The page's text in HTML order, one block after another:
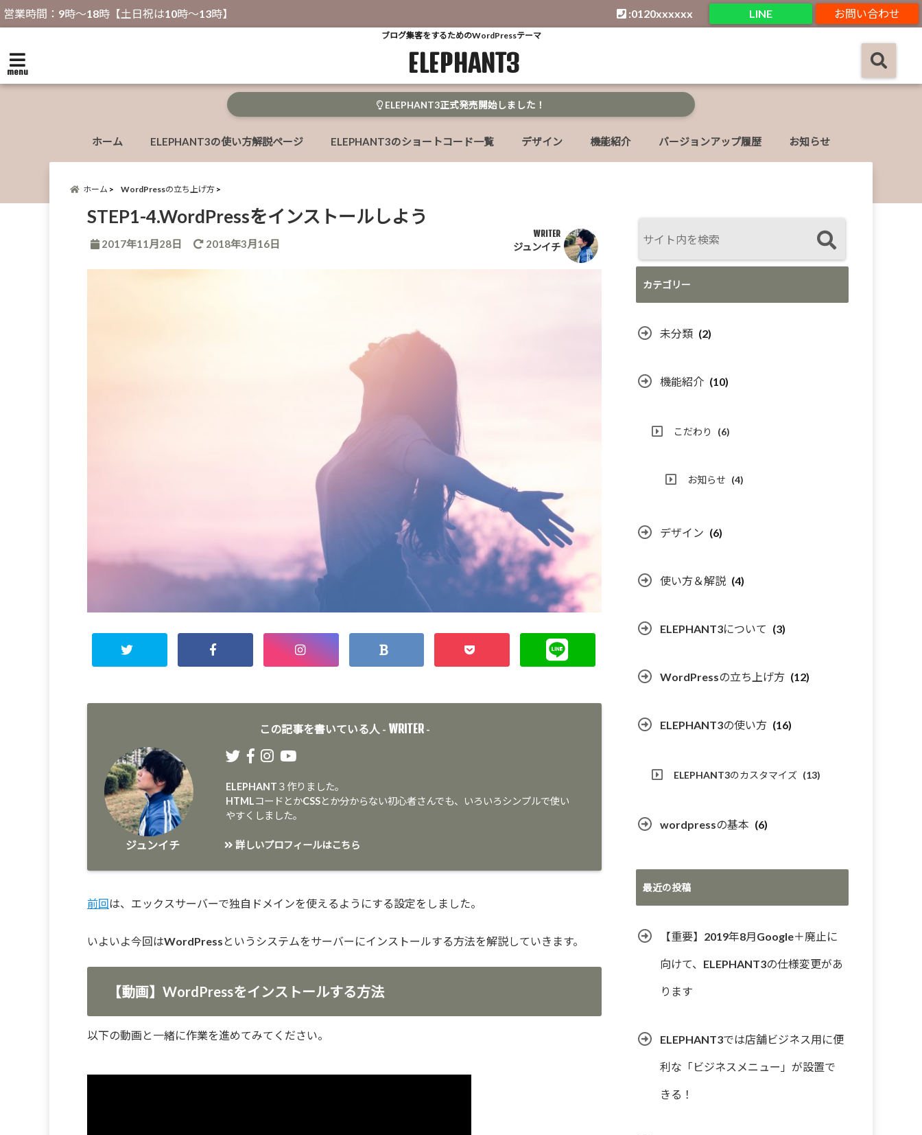
営業時間：9時～18時【土日祝は10時～13時】 お問い合わせ
LINE
:0120xxxxxx
ブログ集客をするためのWordPressテーマ
menu ELEPHANT3
ELEPHANT3正式発売開始しました！
ホーム ELEPHANT3の使い方解説ページ ELEPHANT3のショートコード一覧 デザイン 機能紹介 バージョンアップ履歴 お知らせ
ホーム WordPressの立ち上げ方
STEP1-4.WordPressをインストールしよう
2017年11月28日 2018年3月16日
WRITER
ジュンイチ
この記事を書いている人 - WRITER-
ジュンイチ
ELEPHANT３作りました。
HTMLコードとかCSSとか分からない初心者さんでも、いろいろシンプルで使い
やすくしました。
詳しいプロフィールはこちら
前回は、エックスサーバーで独自ドメインを使えるようにする設定をしました。
いよいよ今回はWordPressというシステムをサーバーにインストールする方法を解説していきます。
【動画】WordPressをインストールする方法
以下の動画と一緒に作業を進めてみてください。
カテゴリー
未分類 (2)
機能紹介 (10)
こだわり (6)
お知らせ (4)
デザイン (6)
使い方＆解説 (4)
ELEPHANT3について (3)
WordPressの立ち上げ方 (12)
ELEPHANT3の使い方 (16)
ELEPHANT3のカスタマイズ (13)
wordpressの基本 (6)
最近の投稿
【重要】2019年8月Google＋廃止に
向けて、ELEPHANT3の仕様変更があ
ります
ELEPHANT3では店舗ビジネス用に便
利な「ビジネスメニュー」が設置で
きる！